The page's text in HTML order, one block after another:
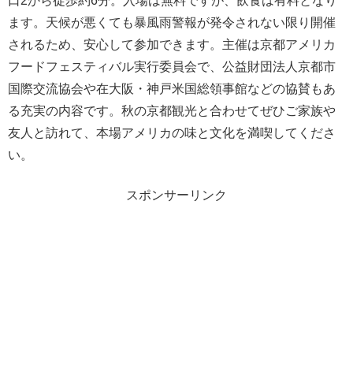
ます。天候が悪くても暴風雨警報が発令されない限り開催
されるため、安心して参加できます。主催は京都アメリカ
フードフェスティバル実行委員会で、公益財団法人京都市
国際交流協会や在大阪・神戸米国総領事館などの協賛もあ
る充実の内容です。秋の京都観光と合わせてぜひご家族や
友人と訪れて、本場アメリカの味と文化を満喫してくださ
い。
スポンサーリンク